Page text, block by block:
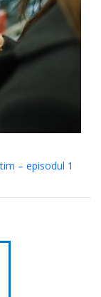
– episodul 1